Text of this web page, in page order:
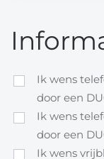
Ik wens
door een
Ik wens
door een
Ik wens